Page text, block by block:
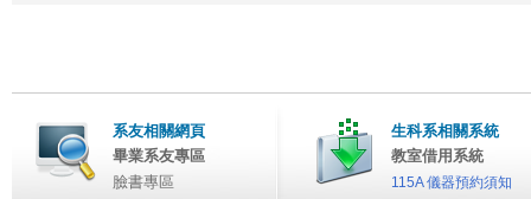
系友相關網頁
畢業系友專區
臉書專區
生科系相關系統
教室借用系統
115A 儀器預約須知